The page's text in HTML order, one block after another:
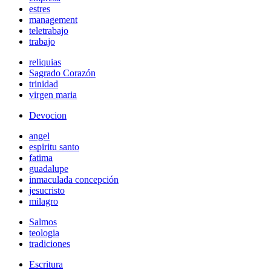
estres
management
teletrabajo
trabajo
reliquias
Sagrado Corazón
trinidad
virgen maria
Devocion
angel
espiritu santo
fatima
guadalupe
inmaculada concepción
jesucristo
milagro
Salmos
teologia
tradiciones
Escritura